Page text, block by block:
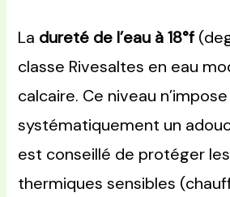
La dureté de l’eau à 18°f
classe Rivesaltes en eau
calcaire. Ce niveau
systématiquement un
est conseillé de protéger
thermiques sensibles